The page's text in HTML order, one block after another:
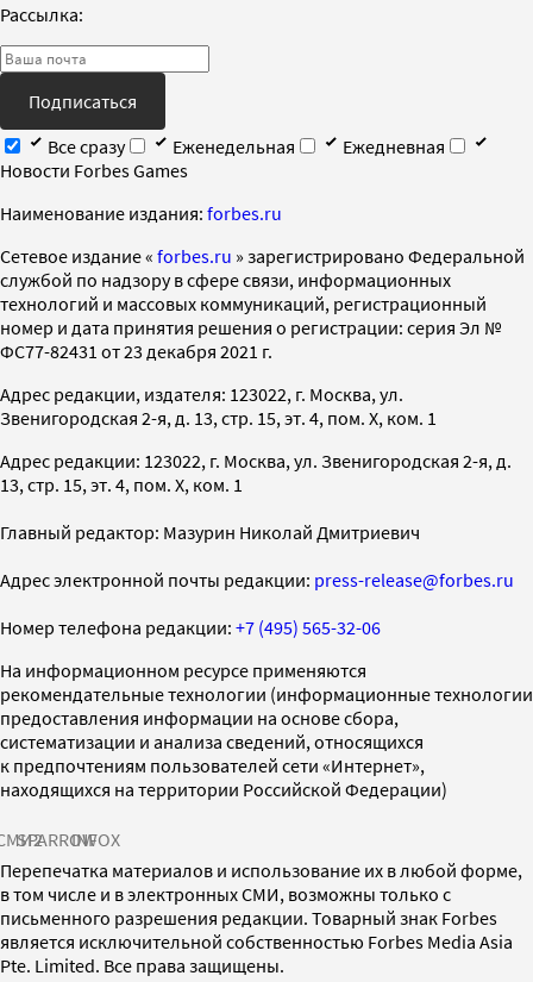
Рассылка:
Подписаться
Все сразу
Еженедельная
Ежедневная
Новости Forbes Games
Наименование издания: forbes.ru
Cетевое издание « forbes.ru » зарегистрировано Федеральной
службой по надзору в сфере связи, информационных
технологий и массовых коммуникаций, регистрационный
номер и дата принятия решения о регистрации: серия Эл №
ФС77-82431 от 23 декабря 2021 г.
Адрес редакции, издателя: 123022, г. Москва, ул.
Звенигородская 2-я, д. 13, стр. 15, эт. 4, пом. X, ком. 1
Адрес редакции: 123022, г. Москва, ул. Звенигородская 2-я, д.
13, стр. 15, эт. 4, пом. X, ком. 1
Главный редактор: Мазурин Николай Дмитриевич
Адрес электронной почты редакции: press-release@forbes.ru
Номер телефона редакции: +7 (495) 565-32-06
На информационном ресурсе применяются
рекомендательные технологии (информационные технологии
предоставления информации на основе сбора,
систематизации и анализа сведений, относящихся
к предпочтениям пользователей сети «Интернет»,
находящихся на территории Российской Федерации)
SPARROWINFOX
Перепечатка материалов и использование их в любой форме,
в том числе и в электронных СМИ, возможны только с
письменного разрешения редакции. Товарный знак Forbes
является исключительной собственностью Forbes Media Asia
Pte. Limited. Все права защищены.